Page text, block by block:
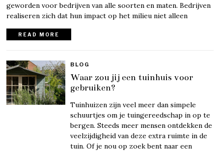
geworden voor bedrijven van alle soorten en maten. Bedrijven
realiseren zich dat hun impact op het milieu niet alleen
READ MORE
BLOG
Waar zou jij een tuinhuis voor
gebruiken?
Tuinhuizen zijn veel meer dan simpele
schuurtjes om je tuingereedschap in op te
bergen. Steeds meer mensen ontdekken de
veelzijdigheid van deze extra ruimte in de
tuin. Of je nou op zoek bent naar een